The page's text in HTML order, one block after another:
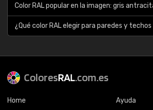
Color RAL popular en la imagen: gris
¿Qué color RAL elegir para paredes y
ColoresRAL.com.es
Home Ayuda